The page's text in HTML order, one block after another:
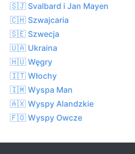
🇸🇯 Svalbard i Jan Mayen
🇨🇭 Szwajcaria
🇸🇪 Szwecja
🇺🇦 Ukraina
🇭🇺 Węgry
🇮🇹 Włochy
🇮🇲 Wyspa Man
🇦🇽 Wyspy Alandzkie
🇫🇴 Wyspy Owcze